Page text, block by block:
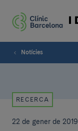
Notícies
RECERCA
22 de gener de 2019